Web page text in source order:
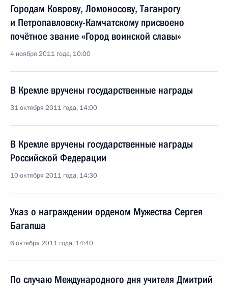
Городам Коврову, Ломоносову, Таганрогу
и Петропавловску-Камчатскому присвоено
почётное звание «Город воинской славы»
4 ноября 2011 года, 10:00
В Кремле вручены государственные награды
31 октября 2011 года, 14:00
В Кремле вручены государственные награды
Российской Федерации
10 октября 2011 года, 14:30
Указ о награждении орденом Мужества Сергея
Багапша
6 октября 2011 года, 14:40
По случаю Международного дня учителя Дмитрий